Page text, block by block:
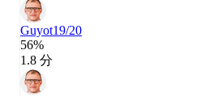
Guyot19/20
56%
1.8 分